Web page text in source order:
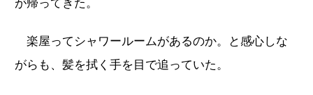
が帰ってきた。
楽屋ってシャワールームがあるのか。と感心しな
がらも、髪を拭く手を目で追っていた。